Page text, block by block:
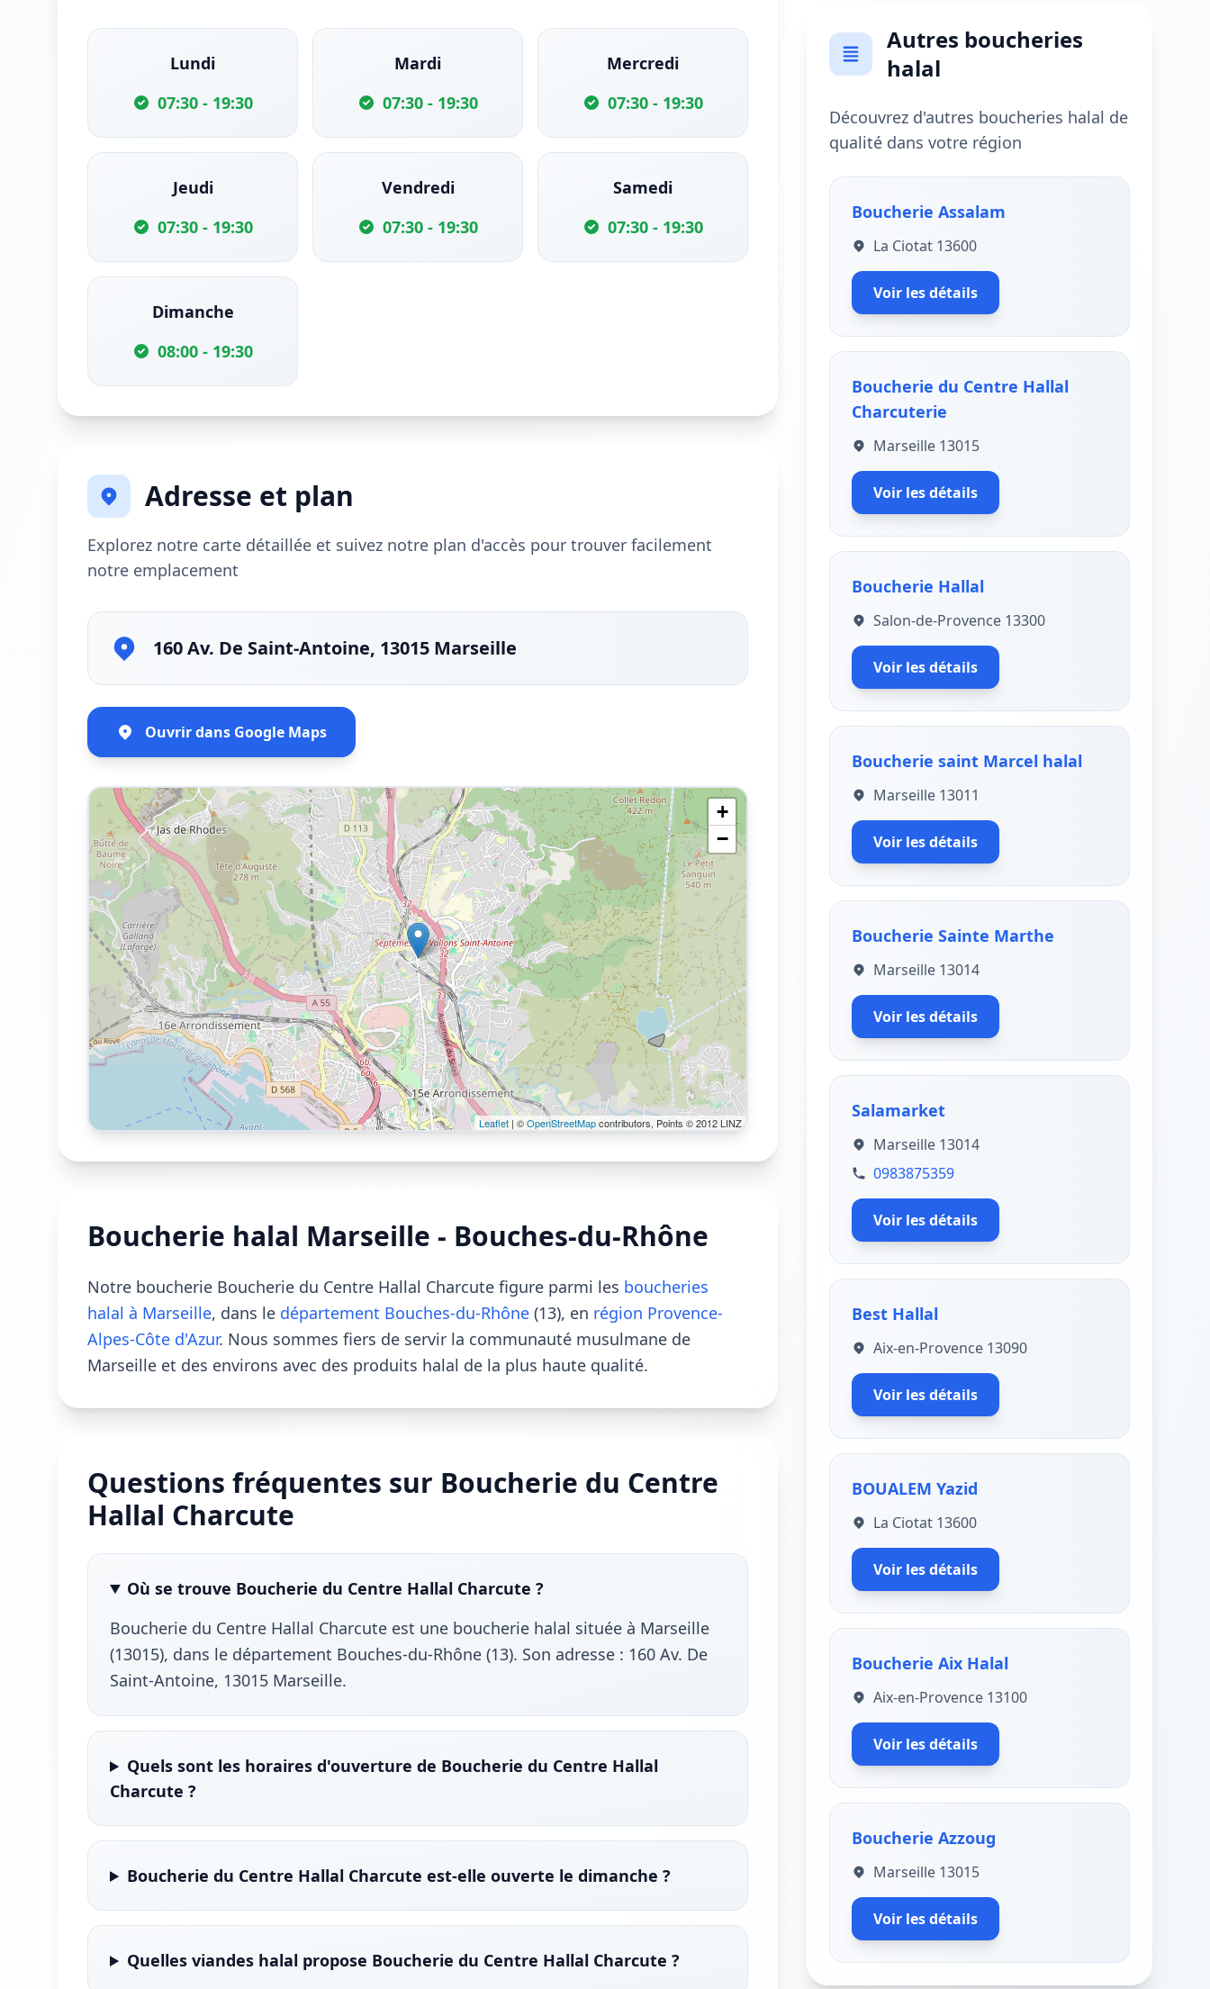
Lundi
07:30 - 19:30
Mardi
07:30 - 19:30
Mercredi
07:30 - 19:30
Jeudi
07:30 - 19:30
Vendredi
07:30 - 19:30
Samedi
07:30 - 19:30
Dimanche
08:00 - 19:30
Adresse et plan
Explorez notre carte détaillée et suivez notre plan d'accès pour trouver facilement
notre emplacement
160 Av. De Saint-Antoine, 13015 Marseille
Ouvrir dans Google Maps
+
−
Leaflet| ©OpenStreetMapcontributors, Points © 2012 LINZ
Boucherie halal Marseille - Bouches-du-Rhône
Notre boucherie Boucherie du Centre Hallal Charcute figure parmi les boucheries
halal à Marseille, dans le département Bouches-du-Rhône (13), en région Provence-
Alpes-Côte d'Azur. Nous sommes fiers de servir la communauté musulmane de
Marseille et des environs avec des produits halal de la plus haute qualité.
Questions fréquentes sur Boucherie du Centre
Hallal Charcute
Où se trouve Boucherie du Centre Hallal Charcute ?
Boucherie du Centre Hallal Charcute est une boucherie halal située à Marseille
(13015), dans le département Bouches-du-Rhône (13). Son adresse : 160 Av. De
Saint-Antoine, 13015 Marseille.
Quels sont les horaires d'ouverture de Boucherie du Centre Hallal
Charcute ?
Boucherie du Centre Hallal Charcute est-elle ouverte le dimanche ?
Quelles viandes halal propose Boucherie du Centre Hallal Charcute ?
Autres boucheries
halal
Découvrez d'autres boucheries halal de
qualité dans votre région
Boucherie Assalam
La Ciotat 13600
Voir les détails
Boucherie du Centre Hallal
Charcuterie
Marseille 13015
Voir les détails
Boucherie Hallal
Salon-de-Provence 13300
Voir les détails
Boucherie saint Marcel halal
Marseille 13011
Voir les détails
Boucherie Sainte Marthe
Marseille 13014
Voir les détails
Salamarket
Marseille 13014
0983875359
Voir les détails
Best Hallal
Aix-en-Provence 13090
Voir les détails
BOUALEM Yazid
La Ciotat 13600
Voir les détails
Boucherie Aix Halal
Aix-en-Provence 13100
Voir les détails
Boucherie Azzoug
Marseille 13015
Voir les détails